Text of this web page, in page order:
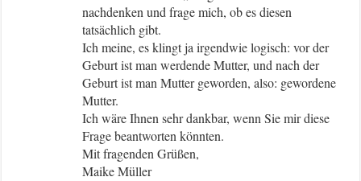
nachdenken und frage mich, ob es diesen
tatsächlich gibt.
Ich meine, es klingt ja irgendwie logisch: vor der
Geburt ist man werdende Mutter, und nach der
Geburt ist man Mutter geworden, also: gewordene
Mutter.
Ich wäre Ihnen sehr dankbar, wenn Sie mir diese
Frage beantworten könnten.
Mit fragenden Grüßen,
Maike Müller